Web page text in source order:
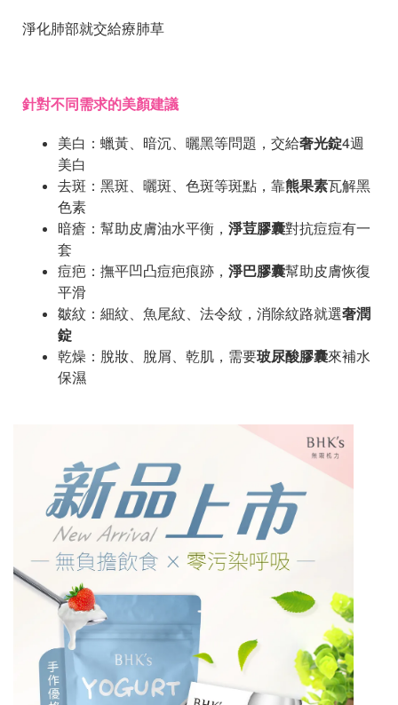
淨化肺部就交給療肺草
針對不同需求的美顏建議
美白：蠟黃、暗沉、曬黑等問題，交給奢光錠4週
美白
去斑：黑斑、曬斑、色斑等斑點，靠熊果素瓦解黑
色素
暗瘡：幫助皮膚油水平衡， 淨荳膠囊對抗痘痘有一
套
痘疤：撫平凹凸痘疤痕跡， 淨巴膠囊幫助皮膚恢復
平滑
皺紋：細紋、魚尾紋、法令紋，消除紋路就選奢潤
錠
乾燥：脫妝、脫屑、乾肌，需要玻尿酸膠囊來補水
保濕